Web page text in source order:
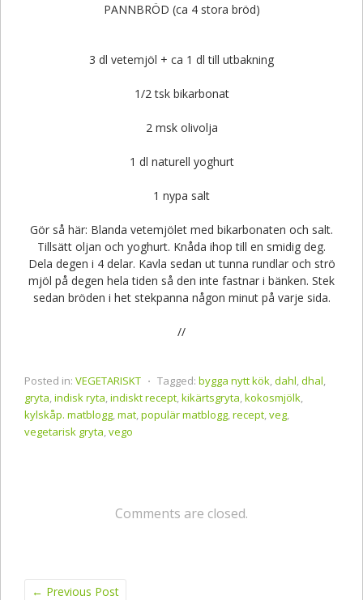
PANNBRÖD (ca 4 stora bröd)
3 dl vetemjöl + ca 1 dl till utbakning
1/2 tsk bikarbonat
2 msk olivolja
1 dl naturell yoghurt
1 nypa salt
Gör så här: Blanda vetemjölet med bikarbonaten och salt.
Tillsätt oljan och yoghurt. Knåda ihop till en smidig deg.
Dela degen i 4 delar. Kavla sedan ut tunna rundlar och strö
mjöl på degen hela tiden så den inte fastnar i bänken. Stek
sedan bröden i het stekpanna någon minut på varje sida.
//
Posted in: VEGETARISKT ⋅ Tagged: bygga nytt kök,dahl,dhal,
gryta,indisk ryta,indiskt recept,kikärtsgryta,kokosmjölk,
kylskåp. matblogg,mat,populär matblogg,recept,veg,
vegetarisk gryta,vego
Comments are closed.
← Previous Post